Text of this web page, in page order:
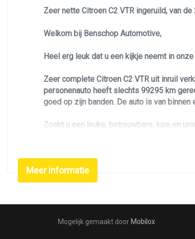
Zeer nette Citroen C2 VTR ingeruild, van
Welkom bij Benschop Automotive,
Heel erg leuk dat u een kijkje neemt in
Zeer complete Citroen C2 VTR uit inruil
personenauto heeft slechts 99295 km
goed op zijn banden. De auto is van
Zoekt u een leuke, betrouwbare, luxe en
Mocht u na aanleiding van de advertentie
Over Benschop Automotive
* Bij ons zijn de auto's mooier en
Meer informatie
Mogelijk gemaakt door Mobilox